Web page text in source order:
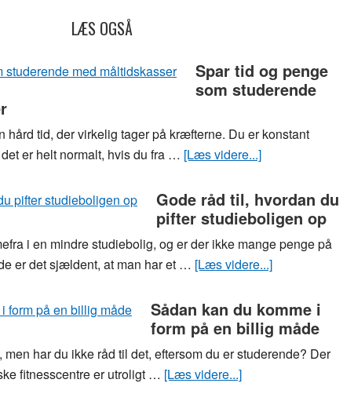
LÆS OGSÅ
Spar tid og penge
som studerende
hård tid, der virkelig tager på kræfterne. Du er konstant
er helt normalt, hvis du fra … [Læs videre...]
tid
og
som
studerende
måltidskasser
Gode råd til, hvordan du
pifter studieboligen op
i en mindre studiebolig, og er der ikke mange penge på
er det sjældent, at man har et … [Læs videre...]
råd
til,
hvordan
Sådan kan du komme i
form på en billig måde
har du ikke råd til det, eftersom du er studerende? Der
fitnesscentre er utroligt … [Læs videre...]